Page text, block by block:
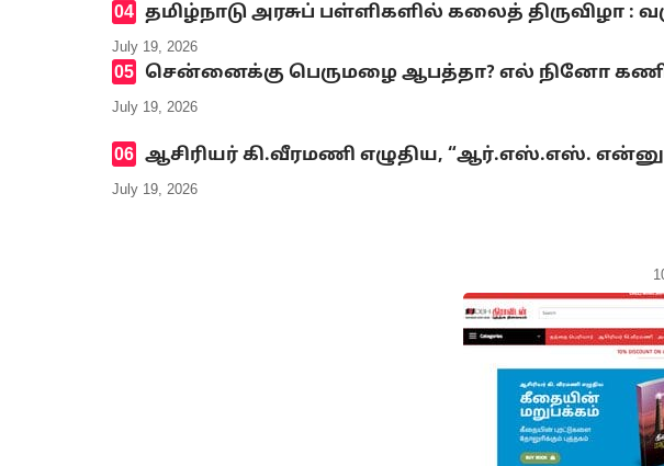
தமிழ்நாடு அரசுப் பள்ளிகளில் கலைத் திருவிழா :
July 19, 2026
சென்னைக்கு பெருமழை ஆபத்தா? எல் நினோ
July 19, 2026
ஆசிரியர் கி.வீரமணி எழுதிய, “ஆர்.எஸ்.எஸ்.
July 19, 2026